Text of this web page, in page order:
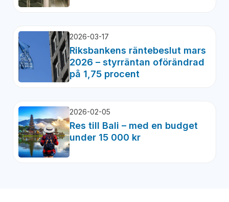
2026-03-17
Riksbankens räntebeslut mars
2026 – styrräntan oförändrad
på 1,75 procent
2026-02-05
Res till Bali – med en budget
under 15 000 kr